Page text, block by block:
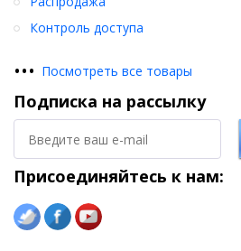
Контроль доступа
••• Посмотреть все товары
Подписка на рассылку
Присоединяйтесь к нам: